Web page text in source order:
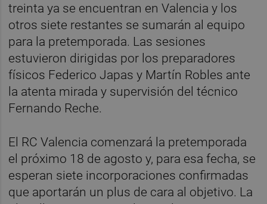
treinta ya se encuentran en Valencia y los
otros siete restantes se sumarán al equipo
para la pretemporada. Las sesiones
estuvieron dirigidas por los preparadores
físicos Federico Japas y Martín Robles ante
la atenta mirada y supervisión del técnico
Fernando Reche.
El RC Valencia comenzará la pretemporada
el próximo 18 de agosto y, para esa fecha, se
esperan siete incorporaciones confirmadas
que aportarán un plus de cara al objetivo. La